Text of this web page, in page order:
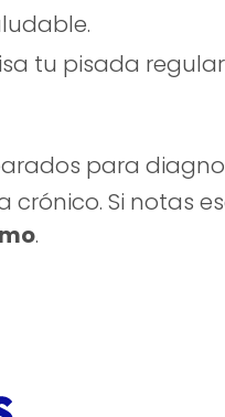
tu pisada
para
Si notas
.